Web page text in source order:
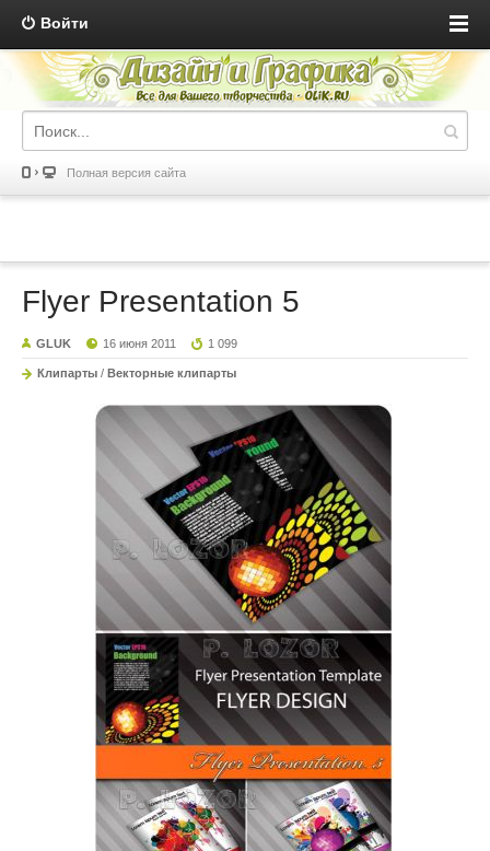
Войти
Полная версия сайта
Flyer Presentation 5
GLUK 16 июня 2011 1 099
Клипарты / Векторные клипарты